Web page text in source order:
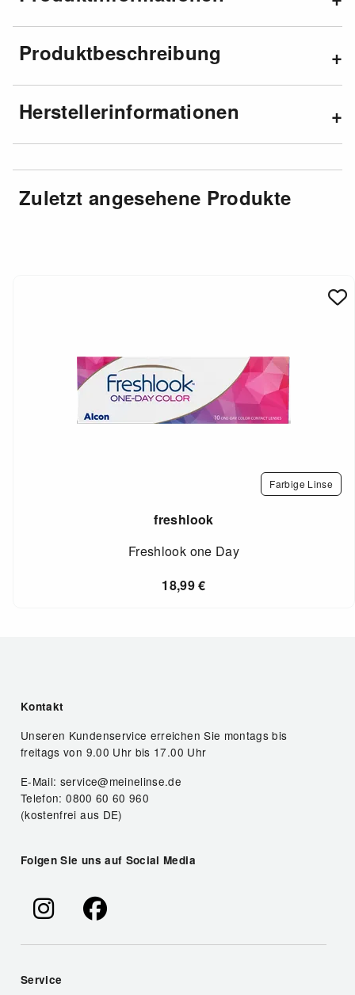
Produktbeschreibung
Herstellerinformationen
Zuletzt angesehene Produkte
Farbige Linse
freshlook
Freshlook one Day
18,99€
Kontakt
Unseren Kundenservice erreichen Sie montags bis
freitags von 9.00 Uhr bis 17.00 Uhr
E-Mail: service@meinelinse.de
Telefon: 0800 60 60 960
(kostenfrei aus DE)
Folgen Sie uns auf Social Media
Service